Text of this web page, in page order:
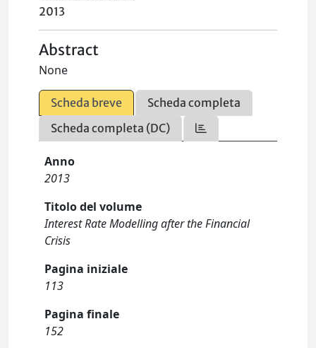
2013
Abstract
None
Scheda breve
Scheda completa
Scheda completa (DC)
Anno
2013
Titolo del volume
Interest Rate Modelling after the Financial
Crisis
Pagina iniziale
113
Pagina finale
152